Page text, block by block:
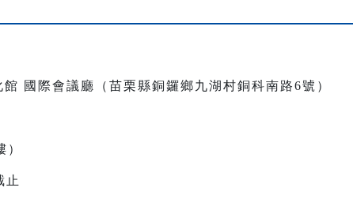
國際會議廳（苗栗縣銅鑼鄉九湖村銅科南路6號）
止